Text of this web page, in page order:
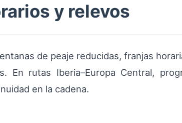
y relevos
de peaje reducidas, franjas
En rutas Iberia–Europa Central,
en la cadena.